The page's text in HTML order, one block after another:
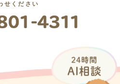
せください